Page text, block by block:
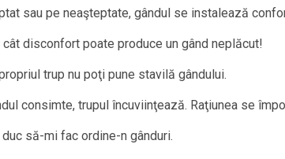
sau pe neaşteptate, gândul se instalează
cât disconfort poate produce un gând neplăcut!
trup nu poţi pune stavilă gândului.
consimte, trupul încuviinţează. Raţiunea se
să-mi fac ordine-n gânduri.